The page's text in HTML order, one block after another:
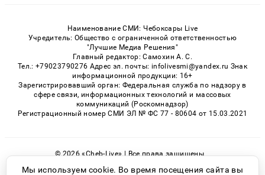
Наименование СМИ: Чебоксары Live
Учредитель: Общество с ограниченной ответственностью
"Лучшие Медиа Решения"
Главный редактор: Самохин А. С.
Тел.: +79023790276 Адрес эл. почты: infolivesmi@yandex.ru Знак
информационной продукции: 16+
Зарегистрировавший орган: Федеральная служба по надзору в
сфере связи, информационных технологий и массовых
коммуникаций (Роскомнадзор)
Регистрационный номер СМИ ЭЛ № ФС 77 - 80604 от 15.03.2021
© 2026 «Cheb-Live» | Все права защищены
Возрастная категория сайта 16+
Мы используем cookie. Во время посещения сайта вы